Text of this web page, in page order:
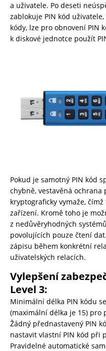
a uživatele. Po deseti
zablokuje PIN kód
kódy, lze pro obnovení PIN
k diskové jednotce použít
Pokud je samotný PIN kód
chybně, vestavěná
kryptograficky vymaže,
zařízení. Kromě toho je
z nedůvěryhodných
povolujících pouze čtení
zápisu během konkrétní
uživatelských relacích.
Vylepšení
Level 3:
Minimální délka PIN kódu
(maximální délka je 15) pro
Žádný přednastavený PIN
nastavit vlastní PIN kód při
Pravidelné automatické